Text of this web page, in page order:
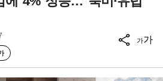
가가